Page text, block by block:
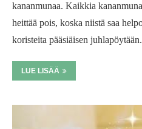
kananmunaa. Kaikkia
heittää pois, koska niistä saa
koristeita pääsiäisen
LUE LISÄÄ